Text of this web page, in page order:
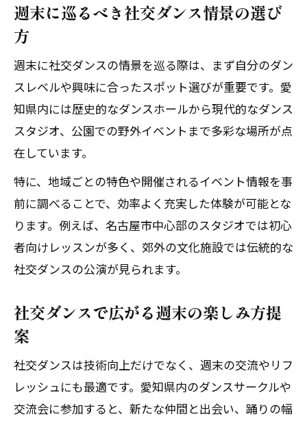
週末に巡るべき社交ダンス情景の選び
方
週末に社交ダンスの情景を巡る際は、まず自分のダン
スレベルや興味に合ったスポット選びが重要です。愛
知県内には歴史的なダンスホールから現代的なダンス
スタジオ、公園での野外イベントまで多彩な場所が点
在しています。
特に、地域ごとの特色や開催されるイベント情報を事
前に調べることで、効率よく充実した体験が可能とな
ります。例えば、名古屋市中心部のスタジオでは初心
者向けレッスンが多く、郊外の文化施設では伝統的な
社交ダンスの公演が見られます。
社交ダンスで広がる週末の楽しみ方提
案
社交ダンスは技術向上だけでなく、週末の交流やリフ
レッシュにも最適です。愛知県内のダンスサークルや
交流会に参加すると、新たな仲間と出会い、踊りの幅